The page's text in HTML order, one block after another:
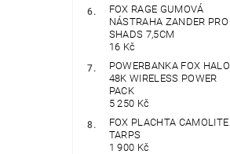
FOX RAGE GUMOVÁ
NÁSTRAHA ZANDER PRO
SHADS 7,5CM
16 Kč
POWERBANKA FOX HALO
48K WIRELESS POWER
PACK
5 250 Kč
FOX PLACHTA CAMOLITE
TARPS
1 900 Kč